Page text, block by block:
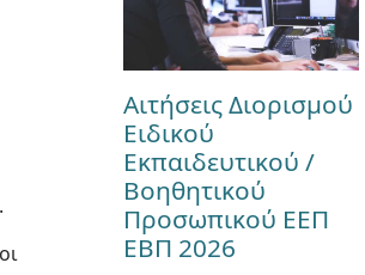
Αιτήσεις Διορισμού
Ειδικού
Εκπαιδευτικού /
Βοηθητικού
Προσωπικού ΕΕΠ
ΕΒΠ 2026